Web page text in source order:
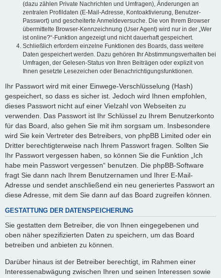
(dazu zählen Private Nachrichten und Umfragen), Änderungen an
zentralen Profildaten (E-Mail-Adresse, Kontoaktivierung, Benutzer-
Passwort) und gescheiterte Anmeldeversuche. Die von Ihrem Browser
übermittelte Browser-Kennzeichnung (User Agent) wird nur in der „Wer
ist online?“-Funktion angezeigt und nicht dauerhaft gespeichert.
Schließlich erfordern einzelne Funktionen des Boards, dass weitere
Daten gespeichert werden. Dazu gehören Ihr Abstimmungsverhalten bei
Umfragen, der Gelesen-Status von Ihren Beiträgen oder explizit von
Ihnen gesetzte Lesezeichen oder Benachrichtigungsfunktionen.
Ihr Passwort wird mit einer Einwege-Verschlüsselung (Hash)
gespeichert, so dass es sicher ist. Jedoch wird Ihnen empfohlen,
dieses Passwort nicht auf einer Vielzahl von Webseiten zu
verwenden. Das Passwort ist Ihr Schlüssel zu Ihrem Benutzerkonto
für das Board, also gehen Sie mit ihm sorgsam um. Insbesondere
wird Sie kein Vertreter des Betreibers, von phpBB Limited oder ein
Dritter berechtigterweise nach Ihrem Passwort fragen. Sollten Sie
Ihr Passwort vergessen haben, so können Sie die Funktion „Ich
habe mein Passwort vergessen“ benutzen. Die phpBB-Software
fragt Sie dann nach Ihrem Benutzernamen und Ihrer E-Mail-
Adresse und sendet anschließend ein neu generiertes Passwort an
diese Adresse, mit dem Sie dann auf das Board zugreifen können.
GESTATTUNG DER DATENSPEICHERUNG
Sie gestatten dem Betreiber, die von Ihnen eingegebenen und
oben näher spezifizierten Daten zu speichern, um das Board
betreiben und anbieten zu können.
Darüber hinaus ist der Betreiber berechtigt, im Rahmen einer
Interessenabwägung zwischen Ihren und seinen Interessen sowie